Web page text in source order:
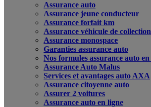
Assurance auto
Assurance jeune conducteur
Assurance forfait km
Assurance véhicule de collection
Assurance monospace
Garanties assurance auto
Nos formules assurance auto
Assurance Auto Malus
Services et avantages auto AXA
Assurance citoyenne auto
Assurer 2 voitures
Assurance auto en ligne